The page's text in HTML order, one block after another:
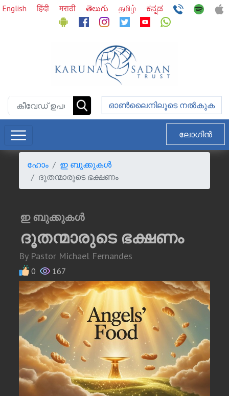
English हिंदी मराठी తెలుగు தமிழ் ಕನ್ನಡ
ഓണ്‍ലൈനിലൂടെ നല്‍കുക
ലോഗിൻ
ഹോം
ഇ ബുക്കുകള്‍
ദൂതന്മാരുടെ ഭക്ഷണം
ഇ ബുക്കുകള്‍
ദൂതന്മാരുടെ ഭക്ഷണം
By Pastor Michael Fernandes
0 167